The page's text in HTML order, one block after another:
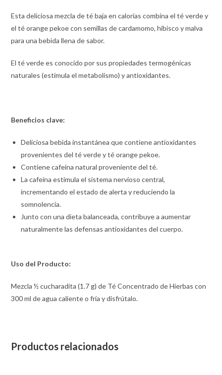
Esta deliciosa mezcla de té baja en calorías combina el té verde y
el té orange pekoe con semillas de cardamomo, hibisco y malva
para una bebida llena de sabor.
El té verde es conocido por sus propiedades termogénicas
naturales (estimula el metabolismo) y antioxidantes.
Beneficios clave:
Deliciosa bebida instantánea que contiene antioxidantes
provenientes del té verde y té orange pekoe.
Contiene cafeína natural proveniente del té.
La cafeína estimula el sistema nervioso central,
incrementando el estado de alerta y reduciendo la
somnolencia.
Junto con una dieta balanceada, contribuye a aumentar
naturalmente las defensas antioxidantes del cuerpo.
Uso del Producto:
Mezcla ½ cucharadita (1.7 g) de Té Concentrado de Hierbas con
300 ml de agua caliente o fría y disfrútalo.
Productos relacionados